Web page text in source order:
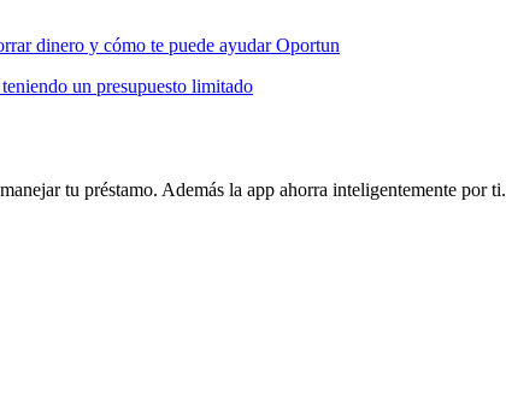
dinero y cómo te puede ayudar Oportun
un presupuesto limitado
tu préstamo. Además la app ahorra inteligentemente por ti.